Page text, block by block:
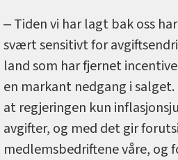
‒ Tiden vi har lagt bak oss
svært sensitivt for
land som har fjernet
en markant nedgang i
at regjeringen kun
avgifter, og med det gir
medlemsbedriftene våre, og